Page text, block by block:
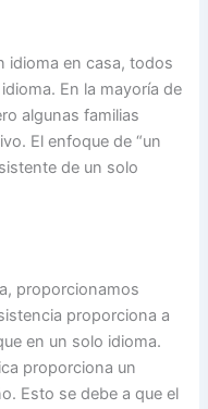
idioma en casa, todos
En la mayoría de
algunas familias
El enfoque de “un
de un solo
proporcionamos
proporciona a
en un solo idioma.
proporciona un
Esto se debe a que el